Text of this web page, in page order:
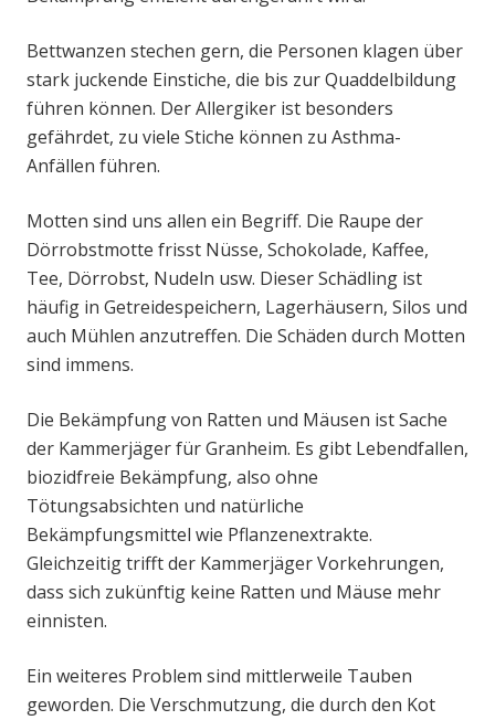
Bettwanzen stechen gern, die Personen klagen über
stark juckende Einstiche, die bis zur Quaddelbildung
führen können. Der Allergiker ist besonders
gefährdet, zu viele Stiche können zu Asthma-
Anfällen führen.
Motten sind uns allen ein Begriff. Die Raupe der
Dörrobstmotte frisst Nüsse, Schokolade, Kaffee,
Tee, Dörrobst, Nudeln usw. Dieser Schädling ist
häufig in Getreidespeichern, Lagerhäusern, Silos und
auch Mühlen anzutreffen. Die Schäden durch Motten
sind immens.
Die Bekämpfung von Ratten und Mäusen ist Sache
der Kammerjäger für Granheim. Es gibt Lebendfallen,
biozidfreie Bekämpfung, also ohne
Tötungsabsichten und natürliche
Bekämpfungsmittel wie Pflanzenextrakte.
Gleichzeitig trifft der Kammerjäger Vorkehrungen,
dass sich zukünftig keine Ratten und Mäuse mehr
einnisten.
Ein weiteres Problem sind mittlerweile Tauben
geworden. Die Verschmutzung, die durch den Kot